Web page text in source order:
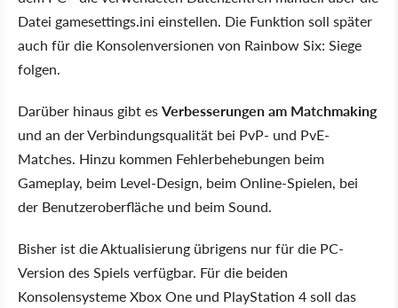
Datei gamesettings.ini einstellen. Die Funktion soll später
auch für die Konsolenversionen von Rainbow Six: Siege
folgen.
Darüber hinaus gibt esVerbesserungen am Matchmaking
und an der Verbindungsqualität bei PvP- und PvE-
Matches. Hinzu kommen Fehlerbehebungen beim
Gameplay, beim Level-Design, beim Online-Spielen, bei
der Benutzeroberfläche und beim Sound.
Bisher ist die Aktualisierung übrigens nur für die PC-
Version des Spiels verfügbar. Für die beiden
Konsolensysteme Xbox One und PlayStation 4 soll das